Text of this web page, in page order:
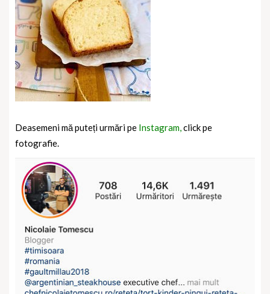
Deasemeni mă puteți urmări pe Instagram,click pe
fotografie.